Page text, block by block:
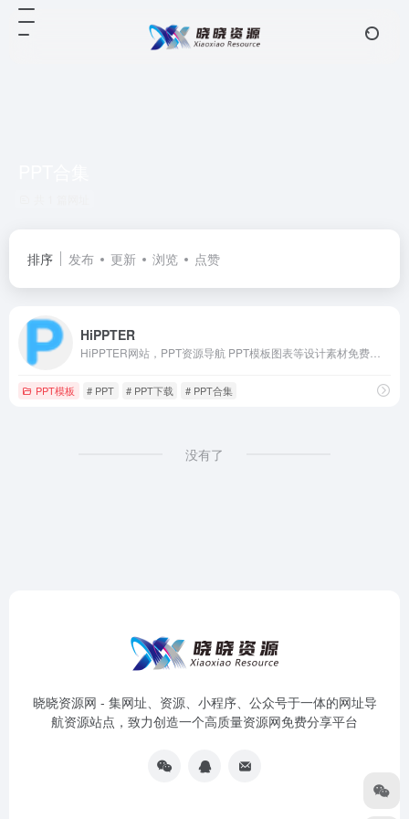
排序 发布 更新 浏览 点赞
HiPPTER
PPT模板 # PPT # PPT下载 # PPT合集
没有了
晓晓资源网 - 集网址、资源、小程序、公众号于一体的网址导
航资源站点，致力创造一个高质量资源网免费分享平台